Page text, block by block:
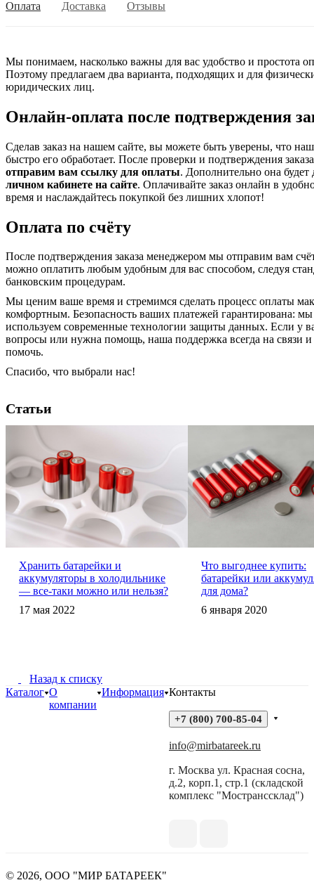
Оплата Доставка Отзывы
Мы понимаем, насколько важны для вас удобство и простота
Поэтому предлагаем два варианта, подходящих и для
юридических лиц.
Онлайн-оплата после подтверждения
Сделав заказ на нашем сайте, вы можете быть уверены, что
быстро его обработает. После проверки и подтверждения
отправим вам ссылку для оплаты. Дополнительно она будет
личном кабинете на сайте. Оплачивайте заказ онлайн в
время и наслаждайтесь покупкой без лишних хлопот!
Оплата по счёту
После подтверждения заказа менеджером мы отправим вам
можно оплатить любым удобным для вас способом, следуя
банковским процедурам.
Мы ценим ваше время и стремимся сделать процесс оплаты
комфортным. Безопасность ваших платежей гарантирована: мы
используем современные технологии защиты данных. Если у
вопросы или нужна помощь, наша поддержка всегда на связи и
помочь.
Спасибо, что выбрали нас!
Статьи
Хранить батарейки и
аккумуляторы в холодильнике
— все-таки можно или нельзя?
17 мая 2022
Что выгоднее купить:
батарейки или
для дома?
6 января 2020
Назад к списку
Каталог О
компании
Информация Контакты
+7 (800) 700-85-04
info@mirbatareek.ru
г. Москва ул. Красная сосна,
д.2, корп.1, стр.1 (складской
комплекс "Мостранссклад")
© 2026, ООО "МИР БАТАРЕЕК"